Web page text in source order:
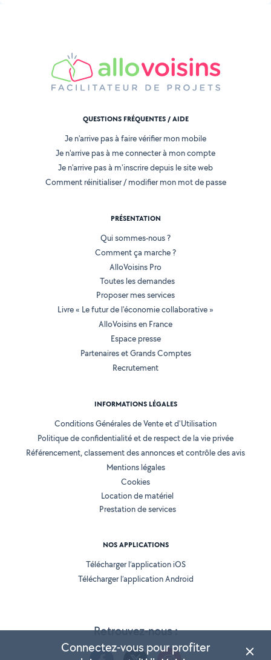
Retrouvez-nous :
QUESTIONS FRÉQUENTES / AIDE
Je n'arrive pas à faire vérifier mon mobile
Je n'arrive pas à me connecter à mon compte
Je n'arrive pas à m'inscrire depuis le site web
Comment réinitialiser / modifier mon mot de passe
PRÉSENTATION
Qui sommes-nous ?
Comment ça marche ?
AlloVoisins Pro
Toutes les demandes
Proposer mes services
Livre « Le futur de l'économie collaborative »
AlloVoisins en France
Espace presse
Partenaires et Grands Comptes
Recrutement
INFORMATIONS LÉGALES
Conditions Générales de Vente et d'Utilisation
Politique de confidentialité et de respect de la vie privée
Référencement, classement des annonces et contrôle des avis
Mentions légales
Cookies
Location de matériel
Prestation de services
NOS APPLICATIONS
Télécharger l’application iOS
Télécharger l’application Android
Connectez-vous pour profiter